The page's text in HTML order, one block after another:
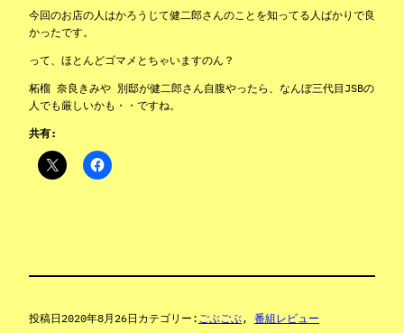
今回のお店の人はかろうじて健二郎さんのことを知ってる人ばかりで良
かったです。
って、ほとんどゴマメとちゃいますのん？
柘榴 奈良きみや 別邸が健二郎さん自腹やったら、なんぼ三代目JSBの
人でも厳しいかも・・ですね。
共有:
投稿日2020年8月26日 カテゴリー: ごぶごぶ, 番組レビュー